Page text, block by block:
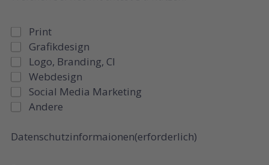
Print
Grafikdesign
Logo, Branding, CI
Webdesign
Social Media Marketing
Andere
Datenschutzinformaionen(erforderlich)